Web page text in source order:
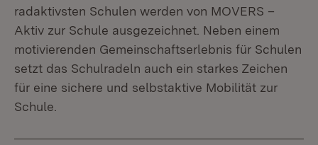
radaktivsten Schulen werden von MOVERS –
Aktiv zur Schule ausgezeichnet. Neben einem
motivierenden Gemeinschaftserlebnis für Schulen
setzt das Schulradeln auch ein starkes Zeichen
für eine sichere und selbstaktive Mobilität zur
Schule.